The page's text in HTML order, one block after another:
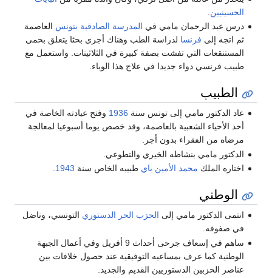
الحسينيين
درس عبد الرحمان مامي في المدرسة الصادقية بتونس العاصمة
ثم اتجه إلى فرنسا لدراسة الطب وهناك أجرى بحثا يتعلق بحمى
المستنقعات التي تفشت بصفة كبيرة في الثلاثينات. واستعمل مع
طبيب فرنسي دواء جديدا في علاج هذا الوباء.
الطبيب
عاد الدكتور مامي إلى تونس سنة 1936 وفتح عيادته الخاصة في
أحد الأحياء الشعبية بالعاصمة، وقد خصص يوما أسبوعيا لمعالجة
مرضاه من الفقراء بدون أجر.
الدكتور مامي بنشاطه الخيري والتطوعي.
اختاره الملك محمد الأمين باي طبيبه الخاص سنة 1943
الوطني
انتمى الدكتور مامي إلى الحزب الحر الدستوري التونسي، وناضل
في صفوفه.
ساهم في إسعاف جرحى أحداث 9 أفريل وفي أعمال الجبهة
الوطنية كما عرف بمساعيه التوفيقية عند حصول خلافات بين
عناصر الحزبين الدستوريين القديم والجديد.